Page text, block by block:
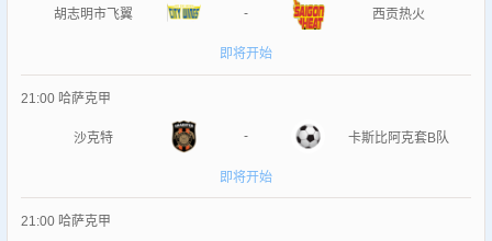
胡志明市飞翼 - 西贡热火
即将开始
21:00 哈萨克甲
沙克特 - 卡斯比阿克套B队
即将开始
21:00 哈萨克甲